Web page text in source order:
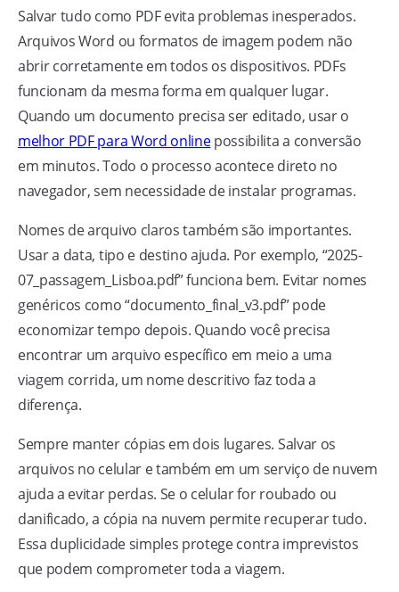
Salvar tudo como PDF evita problemas inesperados.
Arquivos Word ou formatos de imagem podem não
abrir corretamente em todos os dispositivos. PDFs
funcionam da mesma forma em qualquer lugar.
Quando um documento precisa ser editado, usar o
melhor PDF para Word onlinepossibilita a conversão
em minutos. Todo o processo acontece direto no
navegador, sem necessidade de instalar programas.
Nomes de arquivo claros também são importantes.
Usar a data, tipo e destino ajuda. Por exemplo, “2025-
07_passagem_Lisboa.pdf” funciona bem. Evitar nomes
genéricos como “documento_final_v3.pdf” pode
economizar tempo depois. Quando você precisa
encontrar um arquivo específico em meio a uma
viagem corrida, um nome descritivo faz toda a
diferença.
Sempre manter cópias em dois lugares. Salvar os
arquivos no celular e também em um serviço de nuvem
ajuda a evitar perdas. Se o celular for roubado ou
danificado, a cópia na nuvem permite recuperar tudo.
Essa duplicidade simples protege contra imprevistos
que podem comprometer toda a viagem.